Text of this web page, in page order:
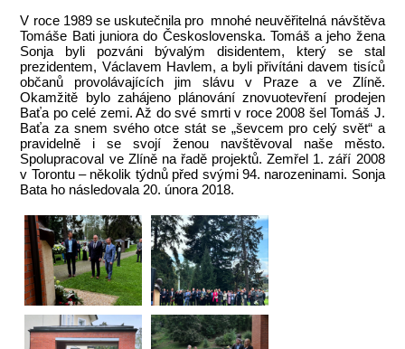
V roce 1989 se uskutečnila pro mnohé neuvěřitelná návštěva
Tomáše Bati juniora do Československa. Tomáš a jeho žena
Sonja byli pozváni bývalým disidentem, který se stal
prezidentem, Václavem Havlem, a byli přivítáni davem tisíců
občanů provolávajících jim slávu v Praze a ve Zlíně.
Okamžitě bylo zahájeno plánování znovuotevření prodejen
Baťa po celé zemi. Až do své smrti v roce 2008 šel Tomáš J.
Baťa za snem svého otce stát se „ševcem pro celý svět“ a
pravidelně i se svojí ženou navštěvoval naše město.
Spolupracoval ve Zlíně na řadě projektů. Zemřel 1. září 2008
v Torontu – několik týdnů před svými 94. narozeninami. Sonja
Bata ho následovala 20. února 2018.